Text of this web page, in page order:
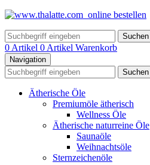
Suchen
0 Artikel 0 Artikel Warenkorb
Navigation
Suchen
Ätherische Öle
Premiumöle ätherisch
Wellness Öle
Ätherische naturreine Öle
Saunaöle
Weihnachtsöle
Sternzeichenöle